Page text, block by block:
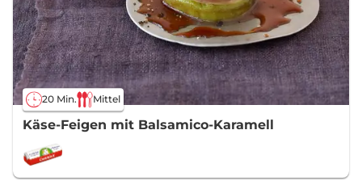
20 Min. Mittel
Käse-Feigen mit Balsamico-Karamell